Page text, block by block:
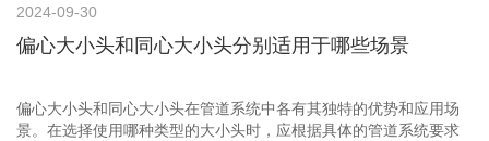
2024-09-30
偏心大小头和同心大小头分别适用于哪些场景
偏心大小头和同心大小头在管道系统中各有其独特的优势和应用场
景。在选择使用哪种类型的大小头时，应根据具体的管道系统要求